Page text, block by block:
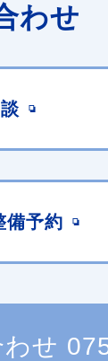
わせ
備予約
せ